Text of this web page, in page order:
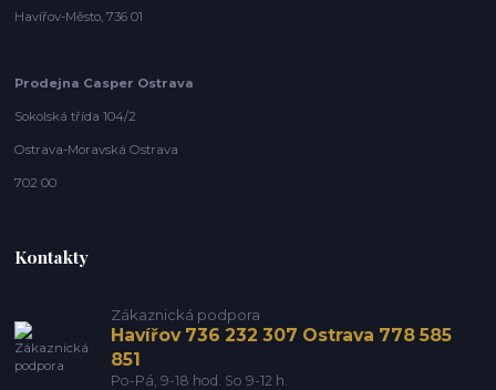
Havířov-Město, 736 01
Prodejna Casper Ostrava
Sokolská třída 104/2
Ostrava-Moravská Ostrava
702 00
Kontakty
Zákaznická podpora
Havířov 736 232 307 Ostrava 778 585
851
Po-Pá, 9-18 hod. So 9-12 h.